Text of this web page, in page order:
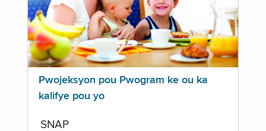
Pwojeksyon pou Pwogram ke ou ka
kalifye pou yo
SNAP